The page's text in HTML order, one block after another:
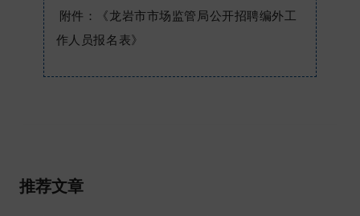
附件：《龙岩市市场监管局公开招聘编外工
作人员报名表》
推荐文章